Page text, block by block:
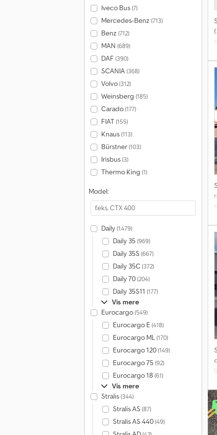
Iveco Bus(7)
Mercedes-Benz (713)
Benz (712)
MAN (689)
DAF (390)
SCANIA(368)
Volvo(312)
Weinsberg (185)
Carado(177)
FIAT(155)
Knaus(113)
Bürstner(103)
Irisbus(3)
Thermo King (1)
Model:
Daily(1.479)
Daily 35 (969)
Daily 35S (667)
Daily 35C (372)
Daily 70(204)
Daily 35S11 (177)
Vis mere
Eurocargo(549)
Eurocargo E(418)
Eurocargo ML(170)
Eurocargo 120(149)
Eurocargo 75 (92)
Eurocargo 18 (61)
Vis mere
Stralis(344)
Stralis AS (87)
Stralis AS 440(49)